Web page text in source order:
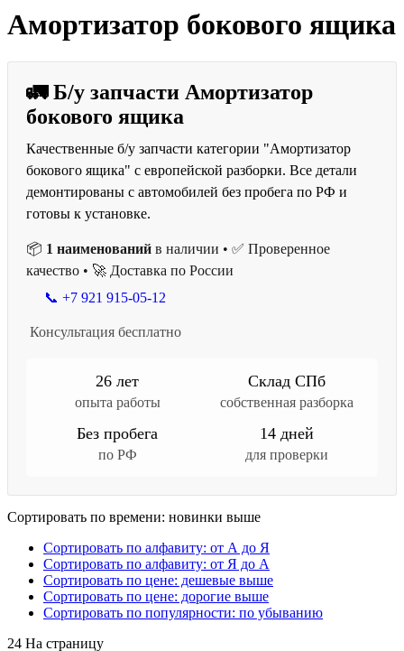
Амортизатор бокового ящика
🚛 Б/у запчасти Амортизатор
бокового ящика
Качественные б/у запчасти категории "Амортизатор
бокового ящика" с европейской разборки. Все детали
демонтированы с автомобилей без пробега по РФ и
готовы к установке.
📦 1 наименований в наличии • ✅ Проверенное
качество • 🚀 Доставка по России
📞 +7 921 915-05-12
Консультация бесплатно
26 лет
опыта работы
Склад СПб
собственная разборка
Без пробега
по РФ
14 дней
для проверки
Сортировать по времени: новинки выше
Сортировать по алфавиту: от А до Я
Сортировать по алфавиту: от Я до А
Сортировать по цене: дешевые выше
Сортировать по цене: дорогие выше
Сортировать по популярности: по убыванию
24 На страницу